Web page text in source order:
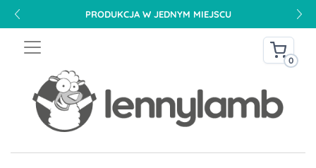
PRODUKCJA W JEDNYM MIEJSCU
0